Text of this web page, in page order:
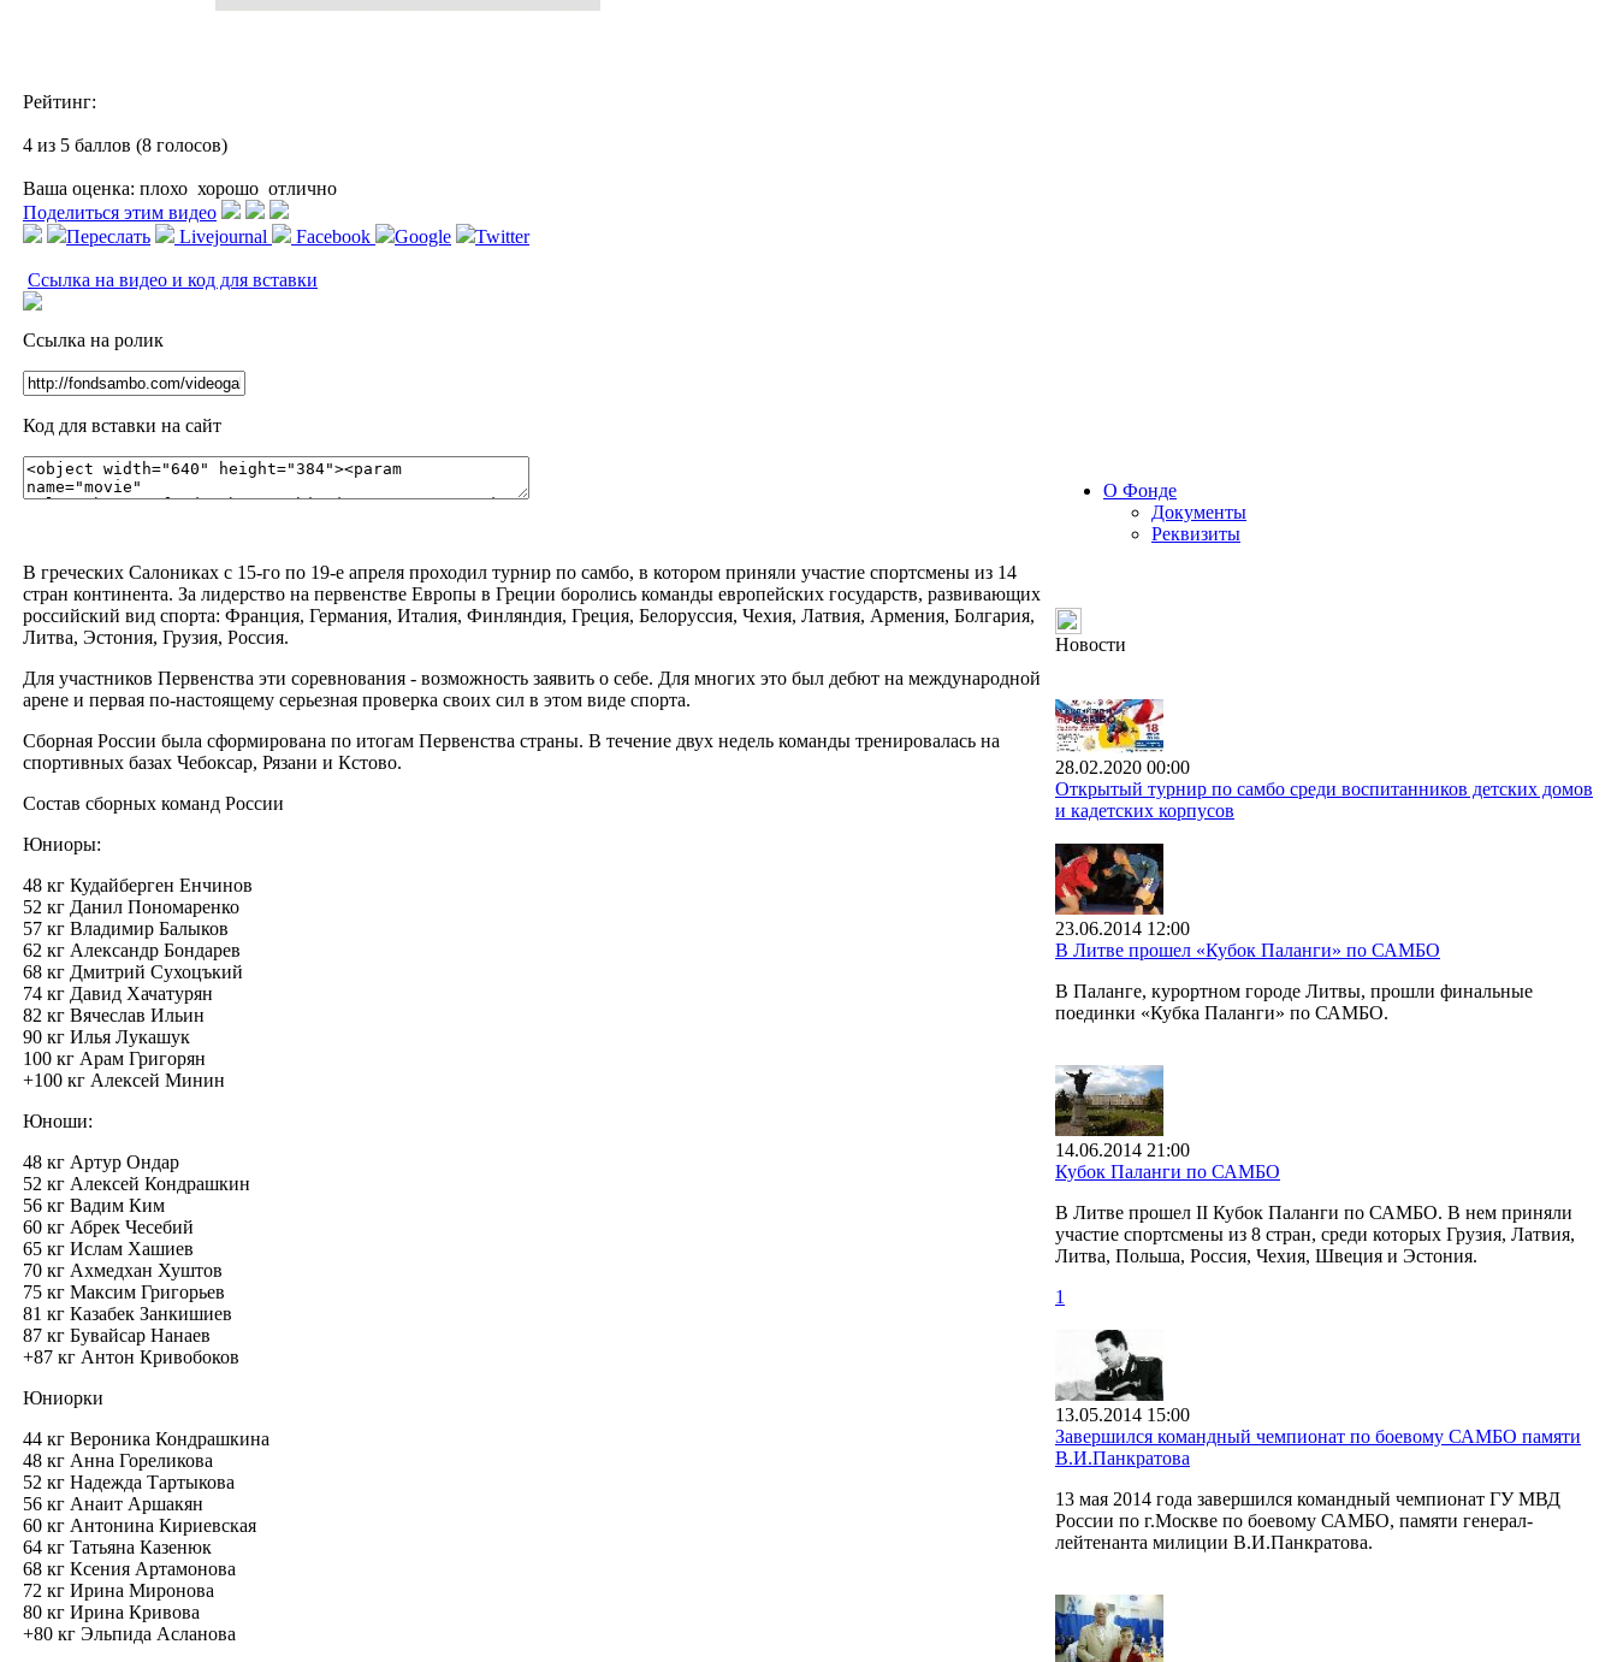
Рейтинг:
4 из 5 баллов (8 голосов)
Ваша оценка: плохо хорошо отлично
Поделиться этим видео
Переслать
Livejournal Facebook Google Twitter
Ссылка на видео и код для вставки
Ссылка на ролик
Код для вставки на сайт
В греческих Салониках с 15-го по 19-е апреля проходил турнир по самбо, в котором приняли участие спортсмены из 14
стран континента. За лидерство на первенстве Европы в Греции боролись команды европейских государств, развивающих
российский вид спорта: Франция, Германия, Италия, Финляндия, Греция, Белоруссия, Чехия, Латвия, Армения, Болгария,
Литва, Эстония, Грузия, Россия.
Для участников Первенства эти соревнования - возможность заявить о себе. Для многих это был дебют на международной
арене и первая по-настоящему серьезная проверка своих сил в этом виде спорта.
Сборная России была сформирована по итогам Первенства страны. В течение двух недель команды тренировалась на
спортивных базах Чебоксар, Рязани и Кстово.
Состав сборных команд России
Юниоры:
48 кг Кудайберген Енчинов
52 кг Данил Пономаренко
57 кг Владимир Балыков
62 кг Александр Бондарев
68 кг Дмитрий Сухоцъкий
74 кг Давид Хачатурян
82 кг Вячеслав Ильин
90 кг Илья Лукашук
100 кг Арам Григорян
+100 кг Алексей Минин
Юноши:
48 кг Артур Ондар
52 кг Алексей Кондрашкин
56 кг Вадим Ким
60 кг Абрек Чесебий
65 кг Ислам Хашиев
70 кг Ахмедхан Хуштов
75 кг Максим Григорьев
81 кг Казабек Занкишиев
87 кг Бувайсар Нанаев
+87 кг Антон Кривобоков
Юниорки
44 кг Вероника Кондрашкина
48 кг Анна Гореликова
52 кг Надежда Тартыкова
56 кг Анаит Аршакян
60 кг Антонина Кириевская
64 кг Татьяна Казенюк
68 кг Ксения Артамонова
72 кг Ирина Миронова
80 кг Ирина Кривова
+80 кг Эльпида Асланова
О Фонде
Документы
Реквизиты
Новости
28.02.2020 00:00
Открытый турнир по самбо среди воспитанников детских домов
и кадетских корпусов
23.06.2014 12:00
В Литве прошел «Кубок Паланги» по САМБО
В Паланге, курортном городе Литвы, прошли финальные
поединки «Кубка Паланги» по САМБО.
14.06.2014 21:00
Кубок Паланги по САМБО
В Литве прошел II Кубок Паланги по САМБО. В нем приняли
участие спортсмены из 8 стран, среди которых Грузия, Латвия,
Литва, Польша, Россия, Чехия, Швеция и Эстония.
1
13.05.2014 15:00
Завершился командный чемпионат по боевому САМБО памяти
В.И.Панкратова
13 мая 2014 года завершился командный чемпионат ГУ МВД
России по г.Москве по боевому САМБО, памяти генерал-
лейтенанта милиции В.И.Панкратова.